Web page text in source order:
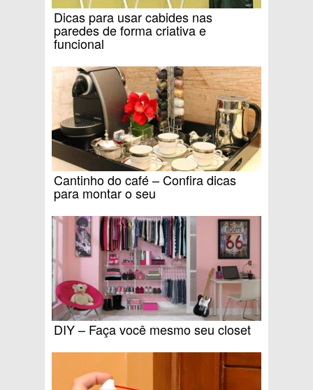
Dicas para usar cabides nas
paredes de forma criativa e
funcional
Cantinho do café – Confira dicas
para montar o seu
DIY – Faça você mesmo seu closet